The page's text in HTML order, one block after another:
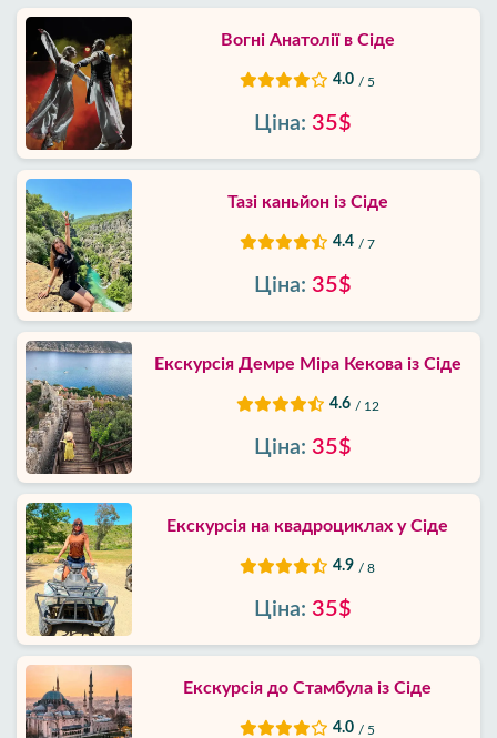
Вогні Анатолії в Сіде
4.0 / 5
Ціна: 35$
Тазі каньйон із Сіде
4.4 / 7
Ціна: 35$
Екскурсія Демре Міра Кекова із Сіде
4.6 / 12
Ціна: 35$
Екскурсія на квадроциклах у Сіде
4.9 / 8
Ціна: 35$
Екскурсія до Стамбула із Сіде
4.0 / 5